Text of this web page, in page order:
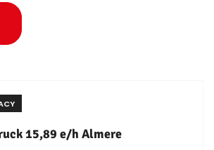
15,89 e/h Almere